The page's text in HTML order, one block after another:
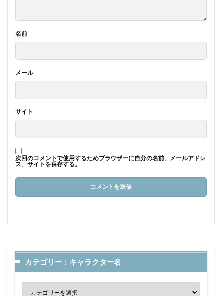
名前
メール
サイト
次回のコメントで使用するためブラウザーに自分の名前、メールアドレ
ス、サイトを保存する。
カテゴリー：キャラクター名